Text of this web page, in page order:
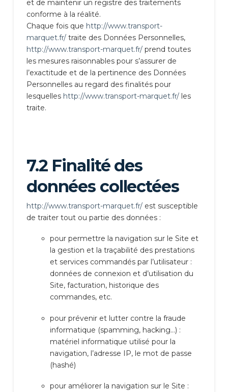
et de maintenir un registre des traitements
conforme à la réalité.
Chaque fois que http://www.transport-
marquet.fr/traite des Données Personnelles,
http://www.transport-marquet.fr/prend toutes
les mesures raisonnables pour s’assurer de
l’exactitude et de la pertinence des Données
Personnelles au regard des finalités pour
lesquelles http://www.transport-marquet.fr/les
traite.
7.2 Finalité des
données collectées
http://www.transport-marquet.fr/est susceptible
de traiter tout ou partie des données :
pour permettre la navigation sur le Site et
la gestion et la traçabilité des prestations
et services commandés par l’utilisateur :
données de connexion et d’utilisation du
Site, facturation, historique des
commandes, etc.
pour prévenir et lutter contre la fraude
informatique (spamming, hacking…) :
matériel informatique utilisé pour la
navigation, l’adresse IP, le mot de passe
(hashé)
pour améliorer la navigation sur le Site :